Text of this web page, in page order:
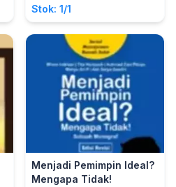
Stok: 1/1
Menjadi Pemimpin Ideal?
Mengapa Tidak!